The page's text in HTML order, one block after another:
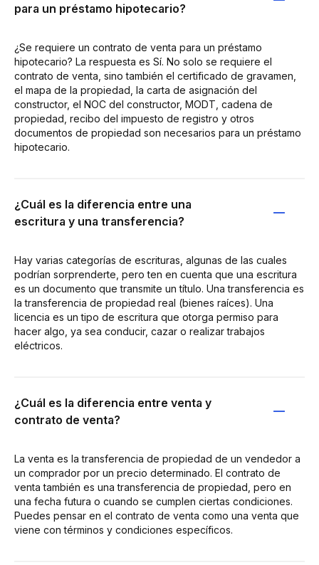
para un préstamo hipotecario?
¿Se requiere un contrato de venta para un préstamo
hipotecario? La respuesta es Sí. No solo se requiere el
contrato de venta, sino también el certificado de gravamen,
el mapa de la propiedad, la carta de asignación del
constructor, el NOC del constructor, MODT, cadena de
propiedad, recibo del impuesto de registro y otros
documentos de propiedad son necesarios para un préstamo
hipotecario.
¿Cuál es la diferencia entre una
escritura y una transferencia?
Hay varias categorías de escrituras, algunas de las cuales
podrían sorprenderte, pero ten en cuenta que una escritura
es un documento que transmite un título. Una transferencia es
la transferencia de propiedad real (bienes raíces). Una
licencia es un tipo de escritura que otorga permiso para
hacer algo, ya sea conducir, cazar o realizar trabajos
eléctricos.
¿Cuál es la diferencia entre venta y
contrato de venta?
La venta es la transferencia de propiedad de un vendedor a
un comprador por un precio determinado. El contrato de
venta también es una transferencia de propiedad, pero en
una fecha futura o cuando se cumplen ciertas condiciones.
Puedes pensar en el contrato de venta como una venta que
viene con términos y condiciones específicos.